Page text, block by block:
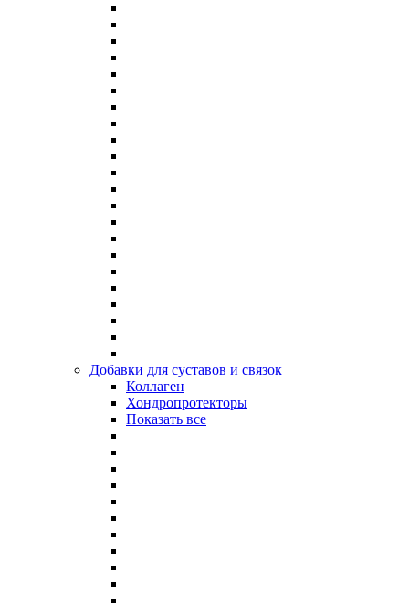
Добавки для суставов и связок
Коллаген
Хондропротекторы
Показать все